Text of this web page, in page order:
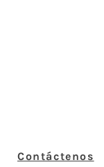
Contáctenos